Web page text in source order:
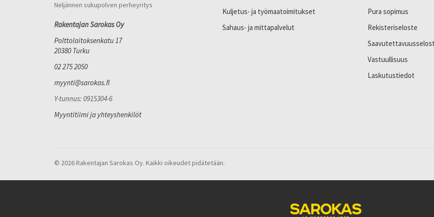
Neljännen sukupolven perheyritys
Rakentajan Sarokas Oy
Polttolaitoksenkatu 17
20380 Turku
02 275 2050
myynti@sarokas.fi
Y-tunnus: 0915304-6
Myyntitiimi ja yhteyshenkilöt
Kuljetus- ja työmaatoimitukset
Sahaus- ja mittapalvelut
Pura sopimus
Rekisteriseloste
Vastuullisuus
Laskutustiedot
© 2026 Rakentajan Sarokas Oy. Kaikki oikeudet pidätetään.